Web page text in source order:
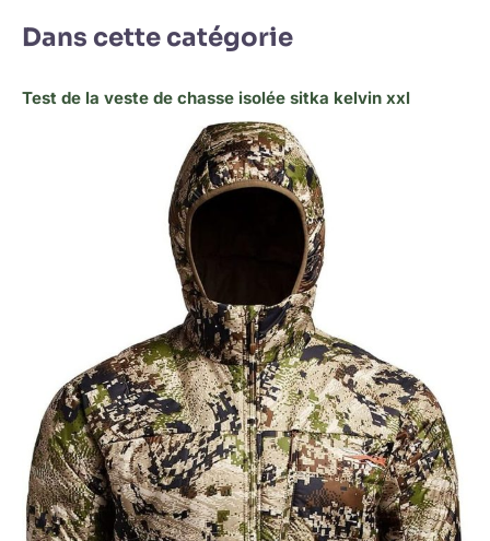
Dans cette catégorie
Test de la veste de chasse isolée sitka kelvin xxl